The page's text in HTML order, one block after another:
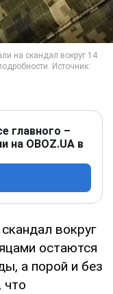
главного –
на OBOZ.UA в
вокруг
остаются
а порой и без
что